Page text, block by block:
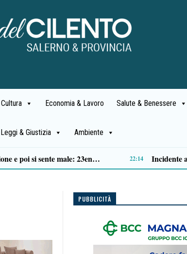
Economia & Lavoro Salute & Benessere
Leggi & Giustizia Ambiente
14:51
PUBBLICITÀ